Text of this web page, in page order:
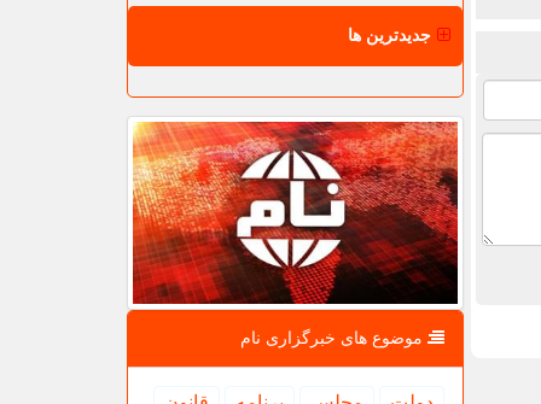
جدیدترین ها
موضوع های خبرگزاری نام